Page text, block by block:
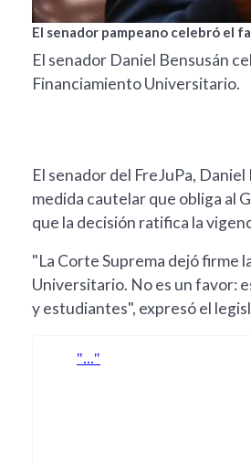
El senador pampeano celebró el
El senador Daniel Bensusán
Financiamiento Universitario.
El senador del FreJuPa,
medida cautelar que obliga al
que la decisión ratifica la
"La Corte Suprema dejó firme
Universitario. No es un favor:
y estudiantes", expresó el